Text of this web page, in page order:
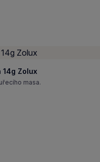
14g Zolux
masa.